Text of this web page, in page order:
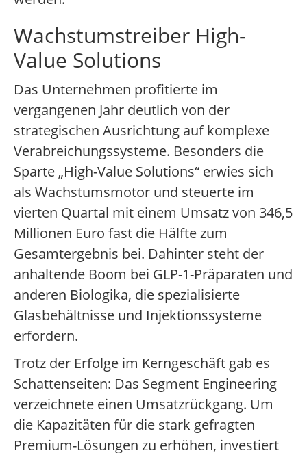
Wachstumstreiber High-
Value Solutions
Das Unternehmen profitierte im
vergangenen Jahr deutlich von der
strategischen Ausrichtung auf komplexe
Verabreichungssysteme. Besonders die
Sparte „High-Value Solutions“ erwies sich
als Wachstumsmotor und steuerte im
vierten Quartal mit einem Umsatz von 346,5
Millionen Euro fast die Hälfte zum
Gesamtergebnis bei. Dahinter steht der
anhaltende Boom bei GLP-1-Präparaten und
anderen Biologika, die spezialisierte
Glasbehältnisse und Injektionssysteme
erfordern.
Trotz der Erfolge im Kerngeschäft gab es
Schattenseiten: Das Segment Engineering
verzeichnete einen Umsatzrückgang. Um
die Kapazitäten für die stark gefragten
Premium-Lösungen zu erhöhen, investiert